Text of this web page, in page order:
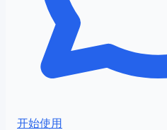
开始使用